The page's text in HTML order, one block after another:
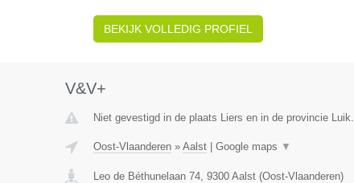
BEKIJK VOLLEDIG PROFIEL
V&V+
Niet gevestigd in de plaats Liers en in de provincie Luik.
Oost-Vlaanderen» Aalst| Google maps ▼
Leo de Béthunelaan 74, 9300 Aalst(Oost-Vlaanderen)